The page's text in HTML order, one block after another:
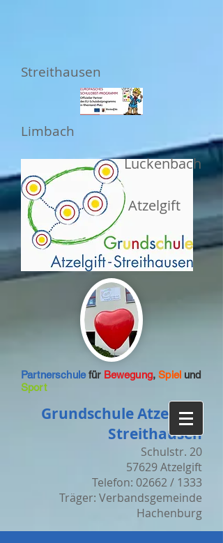
Streithausen
Limbach
Luckenbach
Atzelgift
Partnerschulefür Bewegung,Spiel und
Sport
Grundschule Atzelgift-
Streithausen
Schulstr. 20
57629 Atzelgift
Telefon: 02662 / 1333
Träger: Verbandsgemeinde
Hachenburg